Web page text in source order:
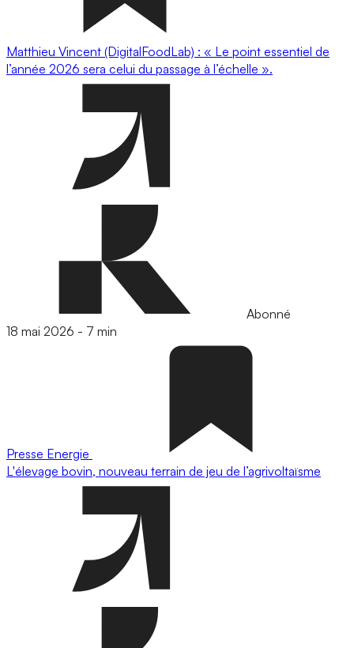
Matthieu Vincent (DigitalFoodLab) : « Le point essentiel de
l’année 2026 sera celui du passage à l’échelle ».
Abonné
18 mai 2026 - 7 min
Presse Energie
L'élevage bovin, nouveau terrain de jeu de l’agrivoltaïsme